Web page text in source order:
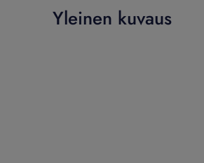
Yleinen kuvaus